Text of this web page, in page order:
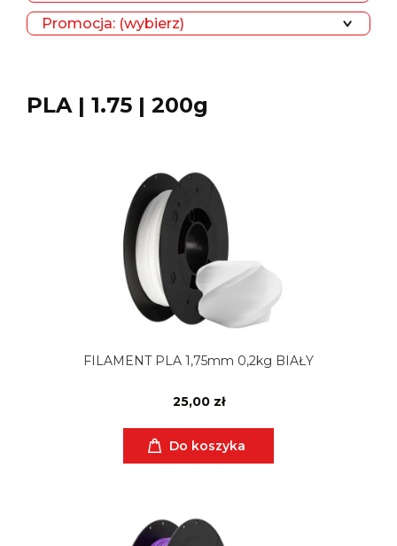
Promocja: (wybierz)
PLA | 1.75 | 200g
FILAMENT PLA 1,75mm 0,2kg BIAŁY
25,00 zł
Do koszyka